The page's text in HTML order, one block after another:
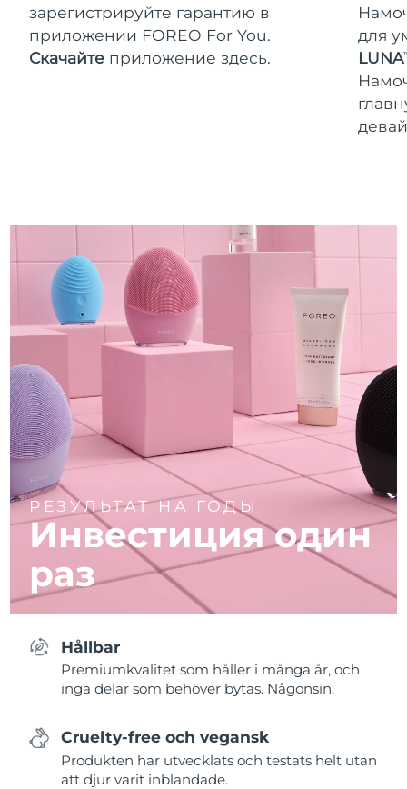
зарегистрируйте гарантию в
приложении FOREO For You.
Скачайте приложение здесь.
для
LUNA
РЕЗУЛЬТАТ НА ГОДЫ
Инвестиция один
раз
Hållbar
Premiumkvalitet som håller i många år, och
inga delar som behöver bytas. Någonsin.
Cruelty-free och vegansk
Produkten har utvecklats och testats helt utan
att djur varit inblandade.